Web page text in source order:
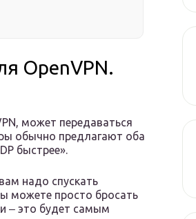
OpenVPN.
может передаваться
обычно предлагают оба
быстрее».
надо спускать
можете просто бросать
‒ это будет самым